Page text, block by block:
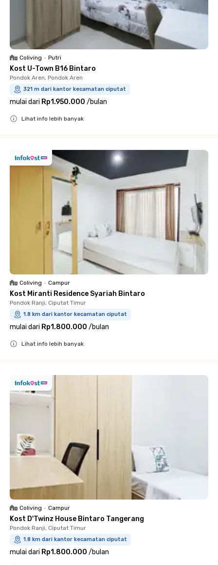
Coliving • Putri
Kost U-Town B16 Bintaro
Pondok Aren, Pondok Aren
321 m dari kantor kecamatan ciputat
mulai dari Rp1.950.000 /bulan
Lihat info lebih banyak
Coliving • Campur
Kost Miranti Residence Syariah Bintaro
Pondok Ranji, Ciputat Timur
1.8 km dari kantor kecamatan ciputat
mulai dari Rp1.800.000 /bulan
Lihat info lebih banyak
Coliving • Campur
Kost D'Twinz House Bintaro Tangerang
Pondok Ranji, Ciputat Timur
1.8 km dari kantor kecamatan ciputat
mulai dari Rp1.800.000 /bulan